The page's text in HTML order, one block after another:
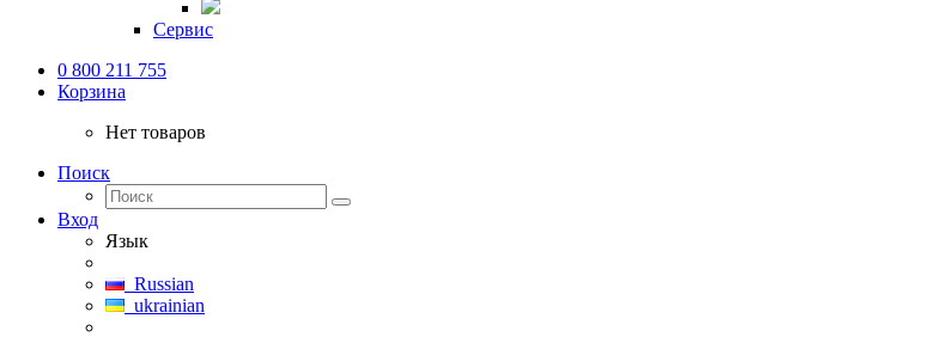
Сервис
0 800 211 755
Корзина
Нет товаров
Поиск
Вход
Язык
Russian
ukrainian